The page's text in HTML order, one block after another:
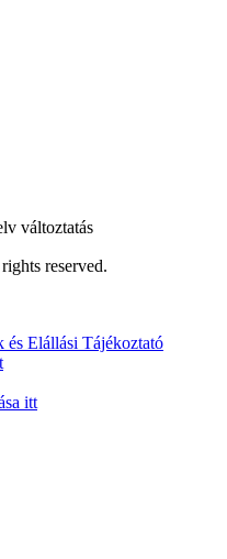
változtatás
reserved.
és Elállási Tájékoztató
itt